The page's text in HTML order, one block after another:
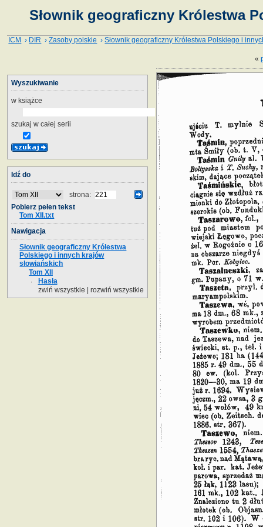
Słownik geograficzny Królestwa
ICM › DIR ›Zasoby polskie ›Słownik geograficzny Królestwa Polskiego i
«
Wyszukiwanie
w książce
szukaj w całej serii
Idź do
strona:
Pobierz pełen tekst
Tom XII.txt
Nawigacja
Słownik geograficzny Królestwa
Polskiego i innych krajów
słowiańskich
Tom XII
Hasła
zwiń wszystkie
rozwiń wszystkie